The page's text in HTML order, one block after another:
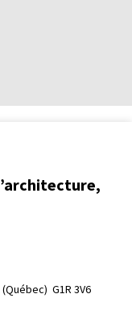
G1R 3V6